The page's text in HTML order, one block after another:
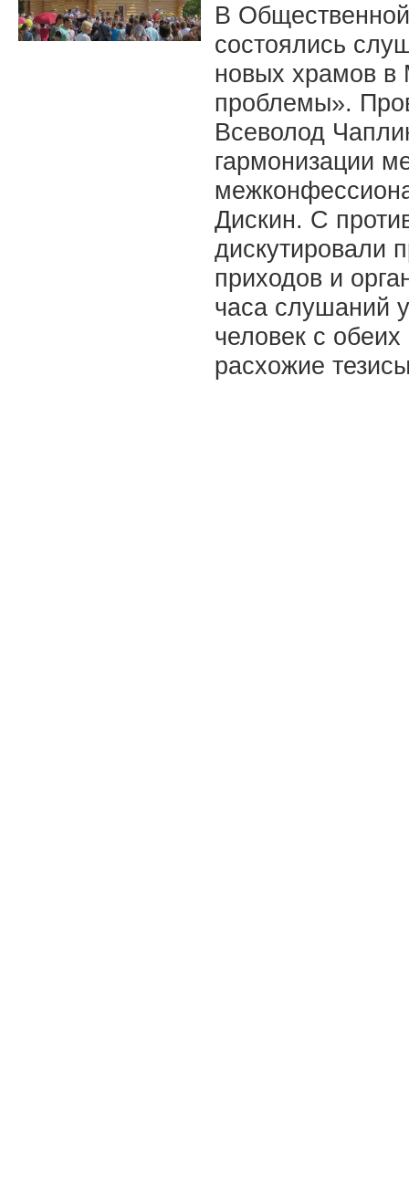
В
состоялись
новых храмов
проблемы».
Всеволод
гармонизации
Дискин. С
дискутировали
приходов и
часа слушаний
человек с
расхожие